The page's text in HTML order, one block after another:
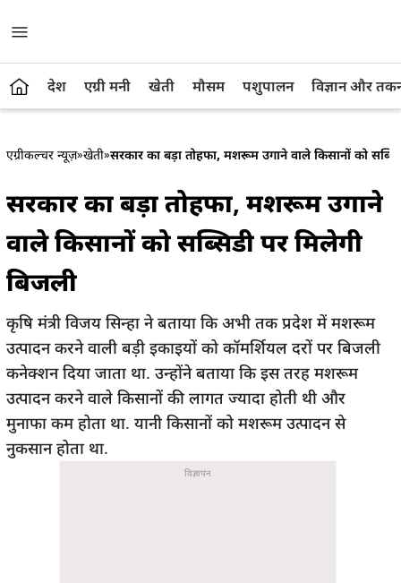
देश एग्री मनी खेती मौसम पशुपालन विज्ञान और
एग्रीकल्चर न्यूज़»खेती»सरकार का बड़ा तोहफा, मशरूम उगाने वाले किसानों को
सरकार का बड़ा तोहफा, मशरूम उगाने
वाले किसानों को सब्सिडी पर मिलेगी
बिजली
कृषि मंत्री विजय सिन्हा ने बताया कि अभी तक प्रदेश में मशरूम
उत्पादन करने वाली बड़ी इकाइयों को कॉमर्शियल दरों पर बिजली
कनेक्शन दिया जाता था. उन्होंने बताया कि इस तरह मशरूम
उत्पादन करने वाले किसानों की लागत ज्यादा होती थी और
मुनाफा कम होता था. यानी किसानों को मशरूम उत्पादन से
नुकसान होता था.